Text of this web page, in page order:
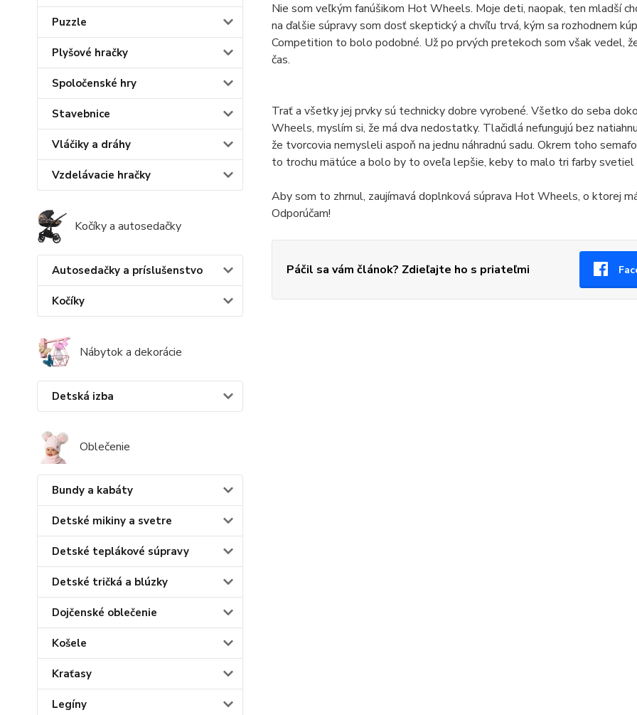
Puzzle
Plyšové hračky
Spoločenské hry
Stavebnice
Vláčiky a dráhy
Vzdelávacie hračky
Kočíky a autosedačky
Autosedačky a príslušenstvo
Kočíky
Nábytok a dekorácie
Detská izba
Oblečenie
Bundy a kabáty
Detské mikiny a svetre
Detské teplákové súpravy
Detské tričká a blúzky
Dojčenské oblečenie
Košele
Kraťasy
Legíny
Nie som veľkým fanúšikom Hot Wheels. Moje deti, naopak, ten mladší
na ďalšie súpravy som dosť skeptický a chvíľu trvá, kým sa rozhodnem
Competition to bolo podobné. Už po prvých pretekoch som však vedel,
čas.
Trať a všetky jej prvky sú technicky dobre vyrobené. Všetko do seba
Wheels, myslím si, že má dva nedostatky. Tlačidlá nefungujú bez
že tvorcovia nemysleli aspoň na jednu náhradnú sadu. Okrem toho
to trochu mätúce a bolo by to oveľa lepšie, keby to malo tri farby svetiel
Aby som to zhrnul, zaujímavá doplnková súprava Hot Wheels, o ktorej
Odporúčam!
Páčil sa vám článok? Zdieľajte ho s priateľmi